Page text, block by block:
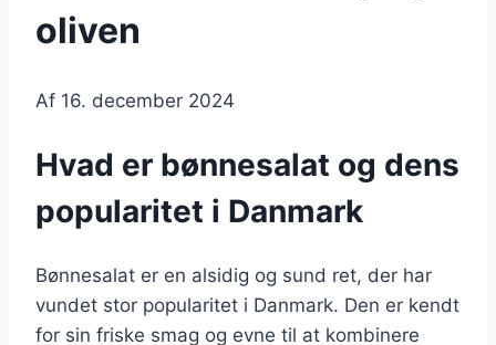
oliven
Af 16. december 2024
Hvad er bønnesalat og dens
popularitet i Danmark
Bønnesalat er en alsidig og sund ret, der har
vundet stor popularitet i Danmark. Den er kendt
for sin friske smag og evne til at kombinere